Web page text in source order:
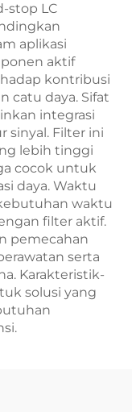
stop LC
aplikasi
aktif
kontribusi
catu daya. Sifat
integrasi
sinyal. Filter ini
lebih tinggi
cocok untuk
daya. Waktu
waktu
filter aktif.
pemecahan
serta
Karakteristik-
solusi yang